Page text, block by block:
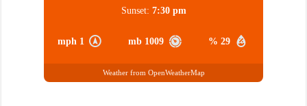
29 %
1009 mb
1 mph
Sunset: 7:30 pm
Weather from OpenWeatherMap